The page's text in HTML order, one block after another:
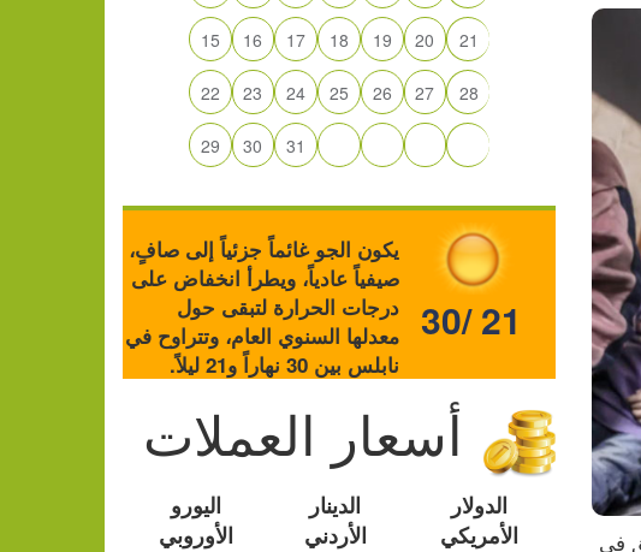
15 16 17 18 19 20 21
22 23 24 25 26 27 28
29 30 31
يكون الجو غائماً جزئياً إلى صافٍ،
صيفياً عادياً، ويطرأ انخفاض على
درجات الحرارة لتبقى حول
معدلها السنوي العام، وتتراوح في
نابلس بين 30 نهاراً و21 ليلاً.
30/ 21
أسعار العملات
الدولار
الأمريكي
الدينار
الأردني
اليورو
الأوروبي